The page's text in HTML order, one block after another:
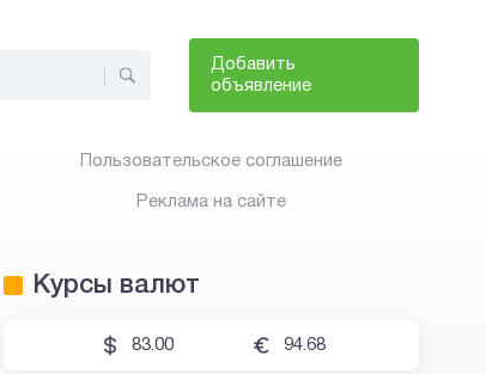
Добавить
объявление
Пользовательское соглашение
Реклама на сайте
Курсы валют
83.00 94.68